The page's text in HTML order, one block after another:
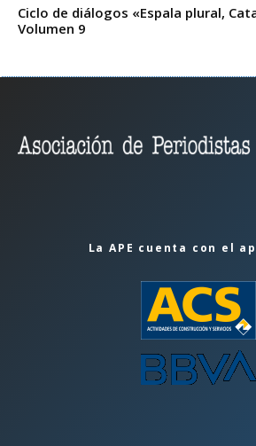
Ciclo de diálogos «Espala plural,
Volumen 9
La APE cuenta con el